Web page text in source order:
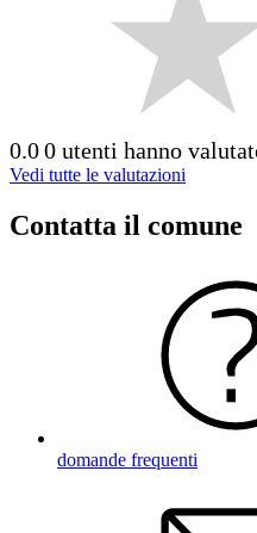
0.00 utenti hanno
Vedi tutte le valutazioni
Contatta il comune
domande frequenti